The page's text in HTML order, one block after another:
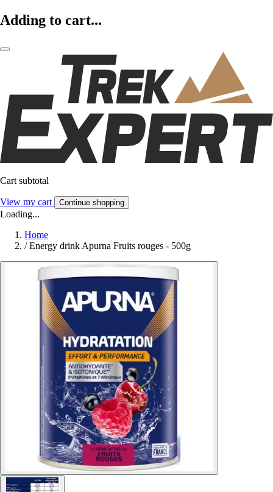
Adding to cart...
Cart subtotal
View my cart Continue shopping
Loading...
Home
/ Energy drink Apurna Fruits rouges - 500g